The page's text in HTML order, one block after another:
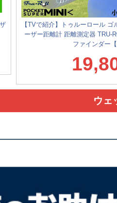
【TVで紹介】トゥルーロール
ーザー距離計 距離測定器 TRU-
ファインダー【
ウェ